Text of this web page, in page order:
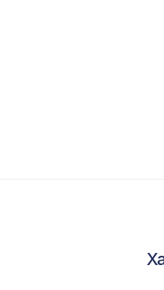
Карниз KX010,